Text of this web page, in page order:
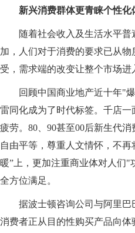
新兴消费群体更青睐个性化
随着社会收入及生活水平
加，人们对于消费的要求已从
受，需求端的改变让整个市场进
回顾中国商业地产近十年"
雷同化成为了时代标签。千店
疲劳。80、90甚至00后新生代
自由平等，尊重人文情怀，不再
暖”上，更加注重商业体对人们
全方位满足。
据波士顿咨询公司与阿里巴
消费者正从目的性购买产品向